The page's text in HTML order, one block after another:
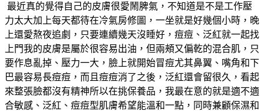
最近真的覺得自己的皮膚很愛鬧脾氣，不知道是不是工作壓
力太大加上每天都待在冷氣房修圖，一坐就是好幾個小時，晚
上還愛熬夜追劇，只要連續幾天沒睡好，痘痘、泛紅就一起找
上門我的皮膚是屬於很容易出油，但兩頰又偏乾的混合肌，只
要作息亂掉、壓力一大，臉上就開始冒痘尤其鼻翼、嘴角和下
巴最容易長痘痘，而且痘痘消了之後，泛紅還會留很久，看起
來整張臉都沒有精神所以在挑保養品，我最在意的就是適不適
合敏感、泛紅、痘痘型肌膚希望能溫和一點，同時兼顧保濕和